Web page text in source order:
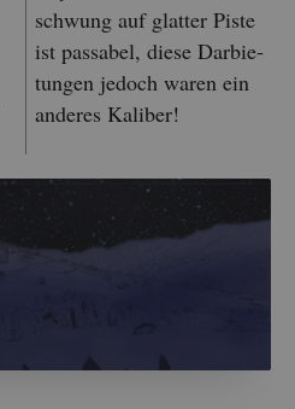
schwung auf glat­ter Piste
ist pas­sa­bel, diese Dar­bie­
tun­gen je­doch waren ein
an­de­res Ka­li­ber!